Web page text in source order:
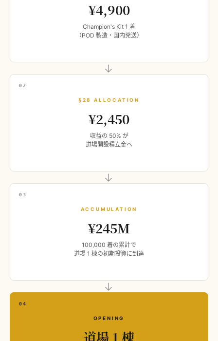
¥4,900
Champion's Kit 1 着
（POD 製造・国内発送）
→
02
§28 ALLOCATION
¥2,450
収益の 50% が
道場開設積立金へ
→
03
ACCUMULATION
¥245M
100,000 着の累計で
道場 1 棟の初期投資に到達
→
04
OPENING
道場 1 棟